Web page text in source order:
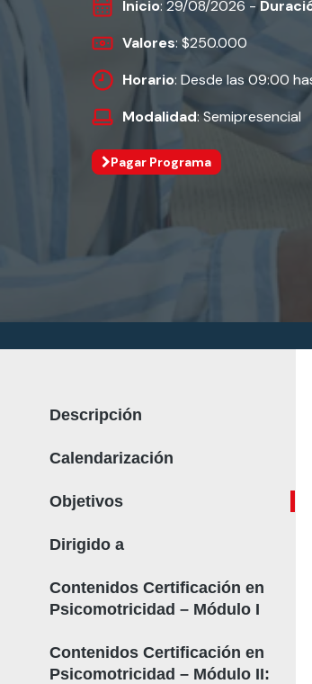
Inicio: 29/08/2026 -
Valores: $250.000
Horario: Desde las 09:00
Modalidad: Semipresencial
Pagar Programa
Descripción
Calendarización
Objetivos
Dirigido a
Contenidos Certificación en
Psicomotricidad – Módulo I
Contenidos Certificación en
Psicomotricidad – Módulo II: